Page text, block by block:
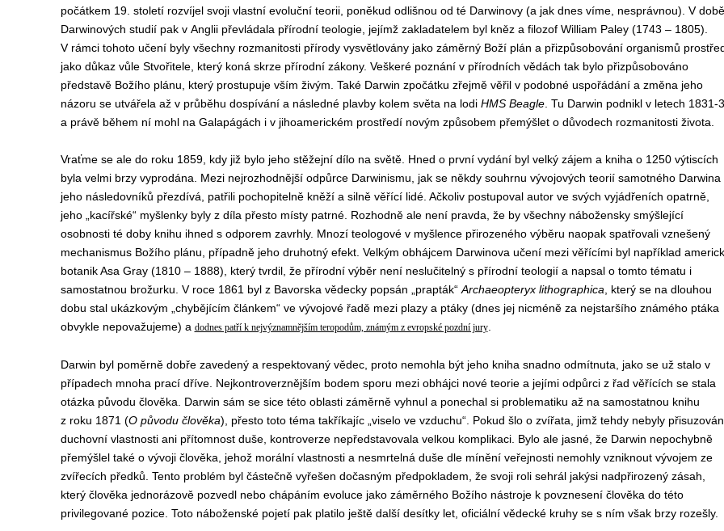
počátkem 19. století rozvíjel svoji vlastní evoluční teorii, poněkud odlišnou od té Darwinovy (a jak dnes víme, nesprávnou). V době
Darwinových studií pak v Anglii převládala přírodní teologie, jejímž zakladatelem byl kněz a filozof William Paley (1743 – 1805).
V rámci tohoto učení byly všechny rozmanitosti přírody vysvětlovány jako záměrný Boží plán a přizpůsobování organismů
jako důkaz vůle Stvořitele, který koná skrze přírodní zákony. Veškeré poznání v přírodních vědách tak bylo přizpůsobováno
představě Božího plánu, který prostupuje vším živým. Také Darwin zpočátku zřejmě věřil v podobné uspořádání a změna jeho
názoru se utvářela až v průběhu dospívání a následné plavby kolem světa na lodi HMS Beagle. Tu Darwin podnikl v letech 1831-
a právě během ní mohl na Galapágách i v jihoamerickém prostředí novým způsobem přemýšlet o důvodech rozmanitosti života.
Vraťme se ale do roku 1859, kdy již bylo jeho stěžejní dílo na světě. Hned o první vydání byl velký zájem a kniha o 1250 výtiscích
byla velmi brzy vyprodána. Mezi nejrozhodnější odpůrce Darwinismu, jak se někdy souhrnu vývojových teorií samotného Darwina
jeho následovníků přezdívá, patřili pochopitelně kněží a silně věřící lidé. Ačkoliv postupoval autor ve svých vyjádřeních opatrně,
jeho „kacířské“ myšlenky byly z díla přesto místy patrné. Rozhodně ale není pravda, že by všechny nábožensky smýšlející
osobnosti té doby knihu ihned s odporem zavrhly. Mnozí teologové v myšlence přirozeného výběru naopak spatřovali vznešený
mechanismus Božího plánu, případně jeho druhotný efekt. Velkým obhájcem Darwinova učení mezi věřícími byl například
botanik Asa Gray (1810 – 1888), který tvrdil, že přírodní výběr není neslučitelný s přírodní teologií a napsal o tomto tématu i
samostatnou brožurku. V roce 1861 byl z Bavorska vědecky popsán „prapták“ Archaeopteryx lithographica , který se na dlouhou
dobu stal ukázkovým „chybějícím článkem“ ve vývojové řadě mezi plazy a ptáky (dnes jej nicméně za nejstaršího známého ptáka
obvykle nepovažujeme) a dodnes patří k nejvýznamnějším teropodům, známým z evropské pozdní jury.
Darwin byl poměrně dobře zavedený a respektovaný vědec, proto nemohla být jeho kniha snadno odmítnuta, jako se už stalo v
případech mnoha prací dříve. Nejkontroverznějším bodem sporu mezi obhájci nové teorie a jejími odpůrci z řad věřících se stala
otázka původu člověka. Darwin sám se sice této oblasti záměrně vyhnul a ponechal si problematiku až na samostatnou knihu
z roku 1871 (O původu člověka), přesto toto téma takříkajíc „viselo ve vzduchu“. Pokud šlo o zvířata, jimž tehdy nebyly
duchovní vlastnosti ani přítomnost duše, kontroverze nepředstavovala velkou komplikaci. Bylo ale jasné, že Darwin nepochybně
přemýšlel také o vývoji člověka, jehož morální vlastnosti a nesmrtelná duše dle mínění veřejnosti nemohly vzniknout vývojem ze
zvířecích předků. Tento problém byl částečně vyřešen dočasným předpokladem, že svoji roli sehrál jakýsi nadpřirozený zásah,
který člověka jednorázově pozvedl nebo chápáním evoluce jako záměrného Božího nástroje k povznesení člověka do této
privilegované pozice. Toto náboženské pojetí pak platilo ještě další desítky let, oficiální vědecké kruhy se s ním však brzy rozešly.